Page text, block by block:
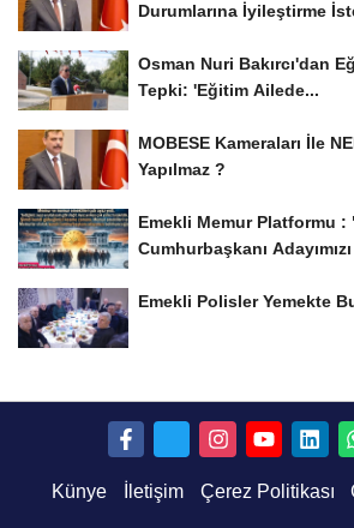
Durumlarına İyileştirme
Osman Nuri Bakırcı'dan
Tepki: 'Eğitim Ailede...
MOBESE Kameraları İle
Yapılmaz ?
Emekli Memur Platformu :
Cumhurbaşkanı
Emekli Polisler Yemekte
Künye İletişim Çerez Politikası